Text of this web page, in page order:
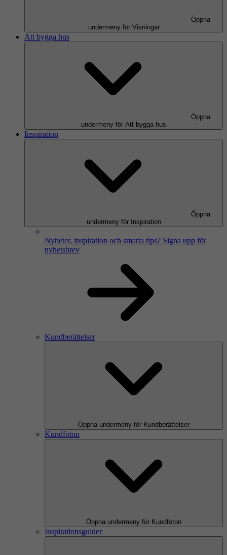
Öppna
undermeny för Visningar
Att bygga hus
Öppna
undermeny för Att bygga hus
Inspiration
Öppna
undermeny för Inspiration
Nyheter, inspiration och smarta tips? Signa upp för
nyhetsbrev
Kundberättelser
Öppna undermeny för Kundberättelser
Kundfoton
Öppna undermeny för Kundfoton
Inspirationsguider